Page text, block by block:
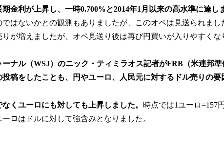
金利が上昇し、一時0.700%と2014年1月以来の高水準に達し
はないかとの観測もありましたが、このオペは見送られま
が増えましたが、オペ見送り後は再び円買いが入りやすくな
ナル（WSJ）のニック・ティミラオス記者がFRB（米連邦
稿をしたことも、円やユーロ、人民元に対するドル売りの要
くユーロにも対しても上昇しました。 時点では1ユーロ=157
ロはドルに対して強含みとなりました。